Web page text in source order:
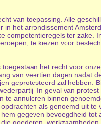
van toepassing. Alle
in het arrondissement
competentieregels ter
te kiezen voor
het recht voor
van veertien dagen nadat
geprotesteerd zal hebben.
In geval van
te annuleren binnen
als genoemd uit
gegeven bevoegdheid
goederen, werkzaamheden